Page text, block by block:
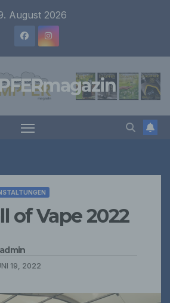
August 2026
of Vape 2022
admin
19, 2022